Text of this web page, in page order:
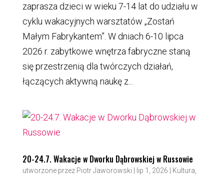
zaprasza dzieci w wieku 7-14 lat do udziału w
cyklu wakacyjnych warsztatów „Zostań
Małym Fabrykantem”. W dniach 6-10 lipca
2026 r. zabytkowe wnętrza fabryczne staną
się przestrzenią dla twórczych działań,
łączących aktywną naukę z...
20-24.7. Wakacje w Dworku Dąbrowskiej w Russowie
utworzone przez Piotr Jaworowski lip 1, 2026 Kultura